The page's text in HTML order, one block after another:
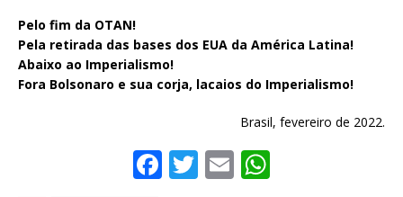
Pelo fim da OTAN!
Pela retirada das bases dos EUA da América Latina!
Abaixo ao Imperialismo!
Fora Bolsonaro e sua corja, lacaios do Imperialismo!
Brasil, fevereiro de 2022.
F T E